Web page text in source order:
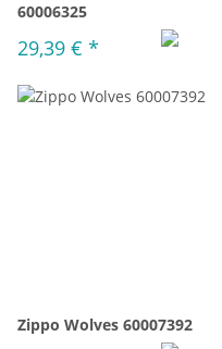
60006325
29,39 € *
Zippo Wolves 60007392